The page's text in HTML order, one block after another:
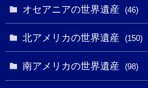
(10)
(10)
(3)
(6)
(1)
(8)
(1)
オセアニアの世界遺産 (46)
(25)
北アメリカの世界遺産 (150)
(31)
南アメリカの世界遺産 (98)